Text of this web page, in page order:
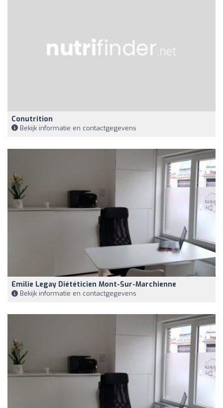
Conutrition
Bekijk informatie en contactgegevens
Emilie Legay Diététicien Mont-Sur-Marchienne
Bekijk informatie en contactgegevens